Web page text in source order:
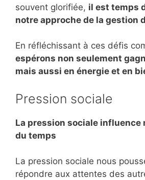
souvent glorifiée, il est temps
notre approche de la gestion
En réfléchissant à ces défis
espérons non seulement
mais aussi en énergie et en
Pression sociale
La pression sociale influence
du temps
La pression sociale nous
répondre aux attentes des